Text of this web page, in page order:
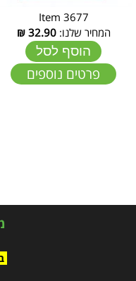
Item 3677
המחיר שלנו:32.90
₪
הוסף לסל
פרטים נוספים